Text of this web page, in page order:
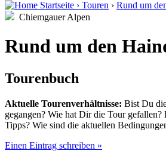
Startseite › Touren › Rund um
Chiemgauer Alpen
Rund um den
Tourenbuch
Aktuelle Tourenverhältnisse: Bist Du
gegangen? Wie hat Dir die Tour gefallen?
Tipps? Wie sind die aktuellen
Einen Eintrag schreiben »